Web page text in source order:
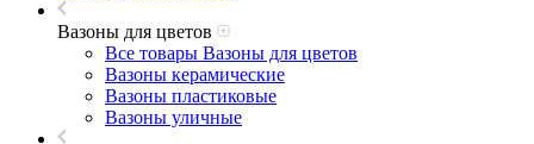
Вазоны для цветов
Все товары Вазоны для цветов
Вазоны керамические
Вазоны пластиковые
Вазоны уличные